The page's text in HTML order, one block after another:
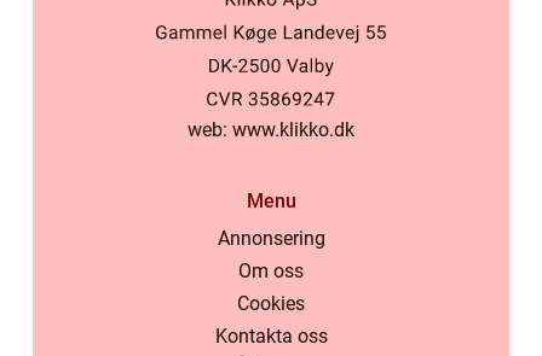
web: www.klikko.dk
Menu
Annonsering
Om oss
Cookies
Kontakta oss